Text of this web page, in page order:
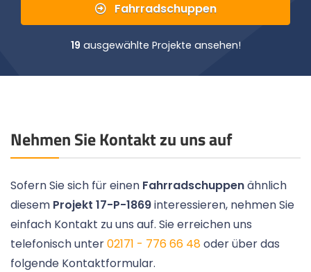
Fahrradschuppen
19 ausgewählte Projekte ansehen!
Nehmen Sie Kontakt zu uns auf
Sofern Sie sich für einen Fahrradschuppenähnlich
diesem Projekt 17-P-1869interessieren, nehmen Sie
einfach Kontakt zu uns auf. Sie erreichen uns
telefonisch unter02171 - 776 66 48oder über das
folgende Kontaktformular.